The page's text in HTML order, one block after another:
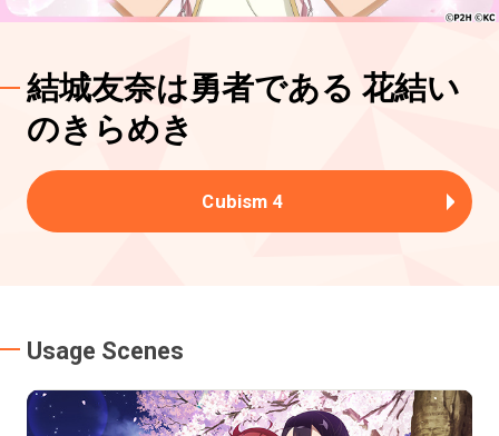
結城友奈は勇者である 花結い
のきらめき
Cubism 4
Usage Scenes